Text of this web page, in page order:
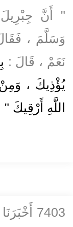
" أَنَّ جِبْرِيلَ
وَسَلَّمَ ،
نَعَمْ ، قَالَ :
يُؤْذِيكَ ،
اللَّهِ أَرْقِيكَ "
7403 أَخْبَرَنَا